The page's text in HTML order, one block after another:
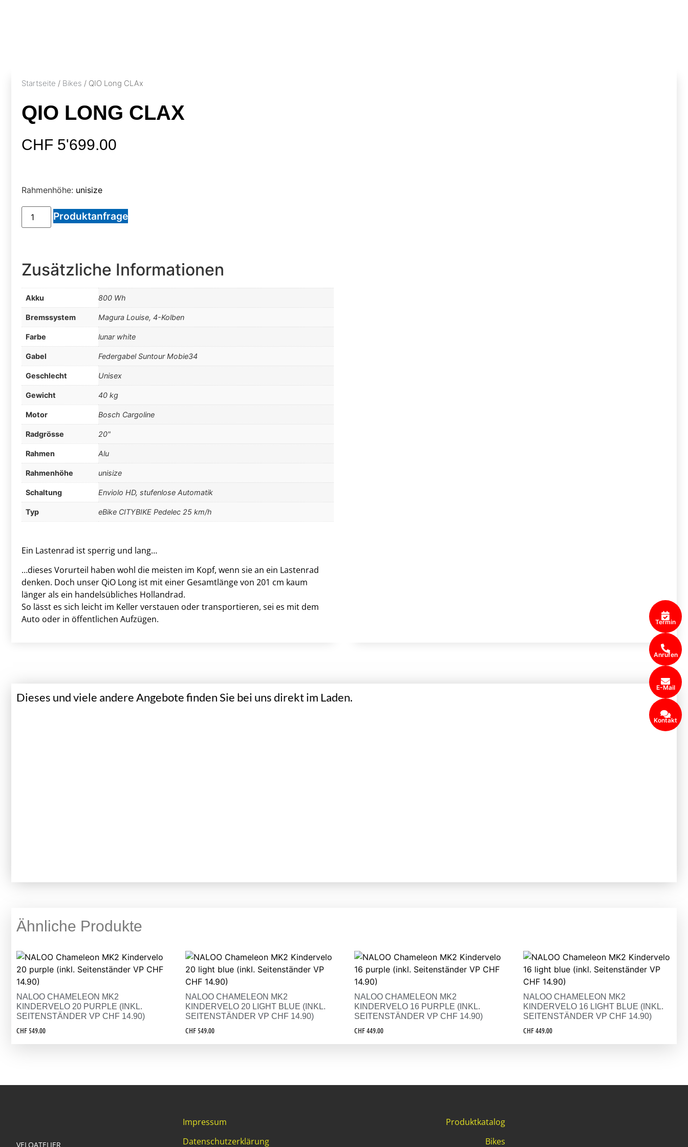
Startseite / Bikes / QIO Long CLAx
QIO LONG CLAX
CHF 5'699.00
Rahmenhöhe: unisize
Produktanfrage
Zusätzliche Informationen
Akku 800 Wh
Bremssystem Magura Louise, 4-Kolben
Farbe lunar white
Gabel Federgabel Suntour Mobie34
Geschlecht Unisex
Gewicht 40 kg
Motor Bosch Cargoline
Radgrösse 20"
Rahmen Alu
Rahmenhöhe unisize
Schaltung Enviolo HD, stufenlose Automatik
Typ eBike CITYBIKE Pedelec 25 km/h
Ein Lastenrad ist sperrig und lang…
…dieses Vorurteil haben wohl die meisten im Kopf, wenn sie an ein Lastenrad
denken. Doch unser QiO Long ist mit einer Gesamtlänge von 201 cm kaum
länger als ein handelsübliches Hollandrad.
So lässt es sich leicht im Keller verstauen oder transportieren, sei es mit dem
Auto oder in öffentlichen Aufzügen.
Dieses und viele andere Angebote finden Sie bei uns direkt im Laden.
Ähnliche Produkte
NALOO CHAMELEON MK2
KINDERVELO 20 PURPLE (INKL.
SEITENSTÄNDER VP CHF 14.90)
CHF 549.00
NALOO CHAMELEON MK2
KINDERVELO 20 LIGHT BLUE (INKL.
SEITENSTÄNDER VP CHF 14.90)
CHF 549.00
NALOO CHAMELEON MK2
KINDERVELO 16 PURPLE (INKL.
SEITENSTÄNDER VP CHF 14.90)
CHF449.00
NALOO CHAMELEON MK2
KINDERVELO 16 LIGHT BLUE (INKL.
SEITENSTÄNDER VP CHF 14.90)
CHF449.00
VELOATELIER
Impressum
Datenschutzerklärung
Produktkatalog
Bikes
Termin
Anrufen
E-Mail
Kontakt